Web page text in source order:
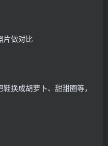
片做对比
换成胡萝卜、甜甜圈等，